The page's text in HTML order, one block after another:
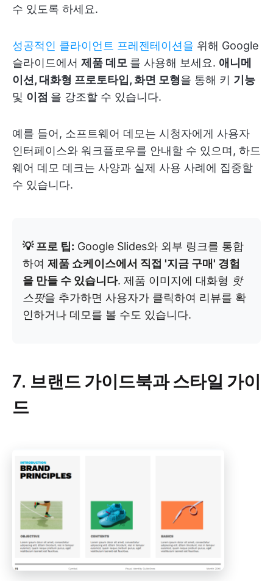
수 있도록 하세요.
성공적인 클라이언트 프레젠테이션을 위해 Google
슬라이드에서 제품 데모 를 사용해 보세요. 애니메
이션, 대화형 프로토타입, 화면 모형을 통해 키 기능
및 이점 을 강조할 수 있습니다.
예를 들어, 소프트웨어 데모는 시청자에게 사용자
인터페이스와 워크플로우를 안내할 수 있으며, 하드
웨어 데모 데크는 사양과 실제 사용 사례에 집중할
수 있습니다.
💡 프로 팁: Google Slides와 외부 링크를 통합
하여 제품 쇼케이스에서 직접 '지금 구매' 경험
을 만들 수 있습니다. 제품 이미지에 대화형 핫
스팟을 추가하면 사용자가 클릭하여 리뷰를 확
인하거나 데모를 볼 수도 있습니다.
7. 브랜드 가이드북과 스타일 가이
드